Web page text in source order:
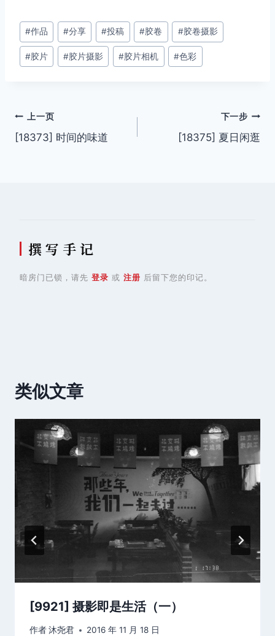
文
章
标
#作品 #分享 #投稿 #胶卷 #胶卷摄影
#胶片 #胶片摄影 #胶片相机 #色彩
文
章
上一页
[18373] 时间的味道
下一步
[18375] 夏日闲逛
撰 写 手 记
暗房门已锁，请先 登录 或 注册 后留下您的印记。
类似文章
[9921] 摄影即是生活（一）
作者沐尧君 2016 年 11 月 18 日